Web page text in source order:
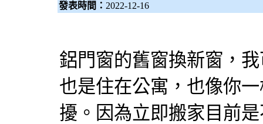
發表時間： 2022-12-16
鋁門窗的舊窗換新窗，
也是住在公寓，也像你
擾。因為立即搬家目前